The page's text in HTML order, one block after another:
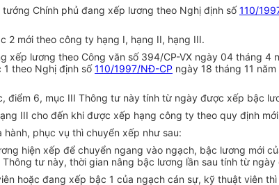
Chính phủ đang xếp lương theo Nghị định số110/
2 mới theo công ty hạng I, hạng II, hạng III.
xếp lương theo Công văn số 394/CP-VX ngày 04 tháng 4
theo Nghị định số110/1997/NĐ-CP ngày 18 tháng 11
điểm 6, mục III Thông tư này tính từ ngày được xếp bậc
III cho đến khi được xếp hạng công ty theo quy định
phục vụ thì chuyển xếp như sau:
hiện xếp để chuyển ngang vào ngạch, bậc lương mới
tư này, thời gian nâng bậc lương lần sau tính từ
hoặc đang xếp bậc 1 của ngạch cán sự, kỹ thuật viên